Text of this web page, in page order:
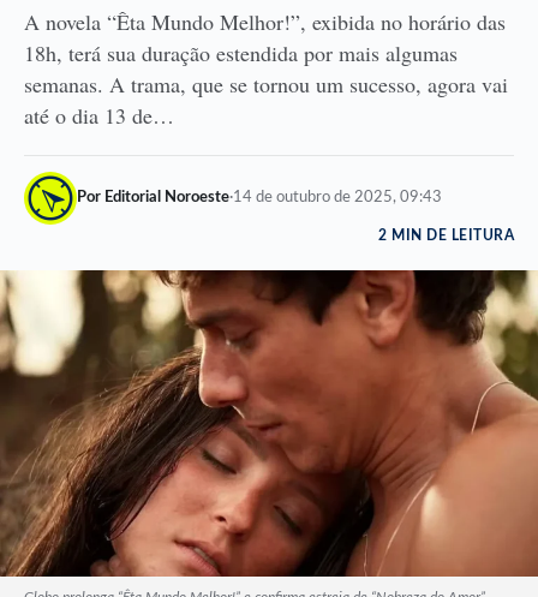
A novela “Êta Mundo Melhor!”, exibida no horário das
18h, terá sua duração estendida por mais algumas
semanas. A trama, que se tornou um sucesso, agora vai
até o dia 13 de…
Por Editorial Noroeste·14 de outubro de 2025, 09:43
2 MIN DE LEITURA